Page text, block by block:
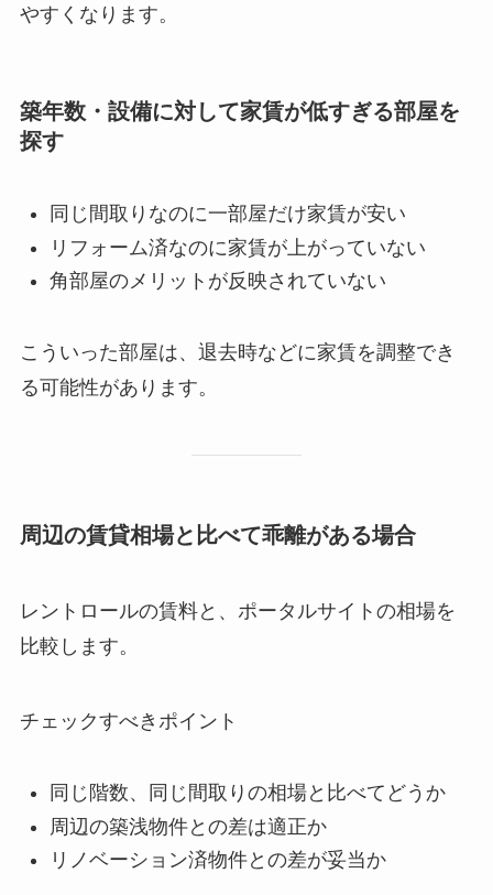
やすくなります。
築年数・設備に対して家賃が低すぎる部屋を
探す
同じ間取りなのに一部屋だけ家賃が安い
リフォーム済なのに家賃が上がっていない
角部屋のメリットが反映されていない
こういった部屋は、退去時などに家賃を調整でき
る可能性があります。
周辺の賃貸相場と比べて乖離がある場合
レントロールの賃料と、ポータルサイトの相場を
比較します。
チェックすべきポイント
同じ階数、同じ間取りの相場と比べてどうか
周辺の築浅物件との差は適正か
リノベーション済物件との差が妥当か